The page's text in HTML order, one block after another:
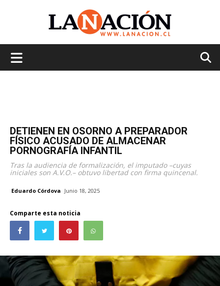
DETIENEN EN OSORNO A PREPARADOR
FÍSICO ACUSADO DE ALMACENAR
PORNOGRAFÍA INFANTIL
Tras la audiencia de formalización, el imputado –cuyas
iniciales son A.V.O.– obtuvo libertad con firma quincenal.
Eduardo Córdova Junio 18, 2025
Comparte esta noticia